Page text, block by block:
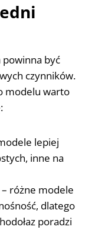
powinna być
czynników.
modelu warto
lepiej
inne na
– różne modele
dlatego
poradzi